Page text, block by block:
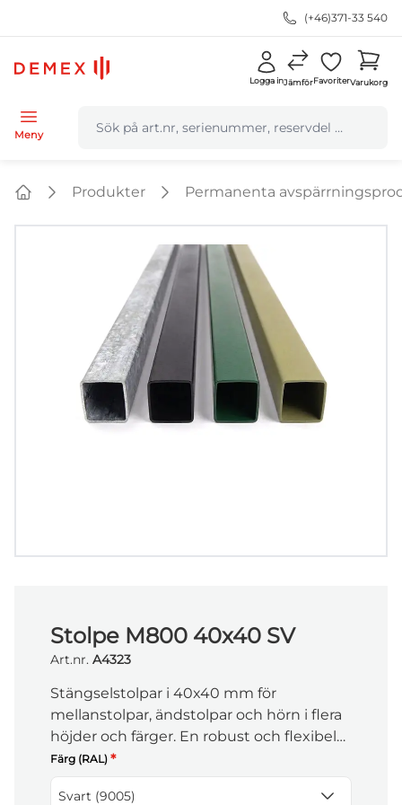
(+46)371-33 540
Logga inJämförFavoriterVarukorg
Meny
Produkter Permanenta
Stolpe M800 40x40 SV
Art.nr. A4323
Stängselstolpar i 40x40 mm för
mellanstolpar, ändstolpar och hörn i flera
höjder och färger. En robust och flexibel
lösning för stabila stängsel i alla typer av
miljöer.
Färg (RAL) *
Svart (9005)